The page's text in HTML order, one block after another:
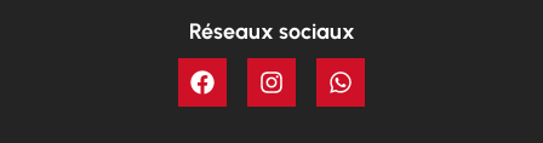
Réseaux sociaux